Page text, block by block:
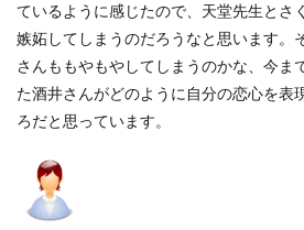
ているように感じたので、天堂先生とさ
嫉妬してしまうのだろうなと思います。
さんももやもやしてしまうのかな、今ま
た酒井さんがどのように自分の恋心を表
ろだと思っています。